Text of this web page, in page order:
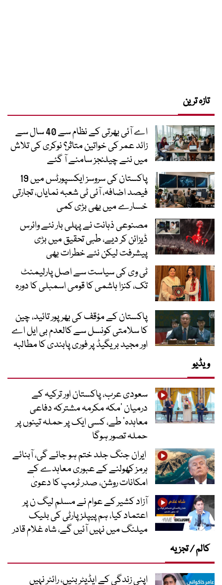
تازہ ترین
اے آئی بھرتی کے نظام سے 40 سال سے
زائد عمر کی خواتین متاثر؟ نوکری کی تلاش
میں نئے چیلنجز سامنے آ گئے
پاکستان کی سروسز ایکسپورٹس میں 19
فیصد اضافہ، آئی ٹی شعبہ نمایاں، تجارتی
خسارے میں بھی بڑی کمی
مصنوعی ذہانت نے پہلی بار نئے وائرس
ڈیزائن کر دیے، طبی تحقیق میں بڑی
پیشرفت لیکن نئے خطرات بھی
ٹی وی کی سیاست سے اصل پارلیمنٹ
تک، کنزا ہاشمی کا قومی اسمبلی کا دورہ
پاکستان کے مؤقف کی بھرپور تائید، چین
کا سلامتی کونسل سے کالعدم بی ایل اے
اور مجید بریگیڈ پر فوری پابندی کا مطالبہ
ویڈیو
سعودی عرب، پاکستان اور ترکیہ کے
درمیان ’مکہ مکرمہ مشترکہ دفاعی
معاہدہ‘ طے، کسی ایک پر حملہ تینوں پر
حملہ تصور ہوگا
ایران جنگ جلد ختم ہو جائے گی، آبنائے
ہرمز کھولنے کے عبوری معاہدے کے
امکانات روشن، صدر ٹرمپ کا دعویٰ
آزاد کشیر کے عوام نے مسلم لیگ ن پر
اعتماد کیا، ہم پیپلز پارٹی کی بلیک
میلنگ میں نہیں آئیں گے، شاہ غلام قادر
کالم / تجزیہ
اپنی زندگی کے ایڈیٹر بنیں، رائٹر نہیں